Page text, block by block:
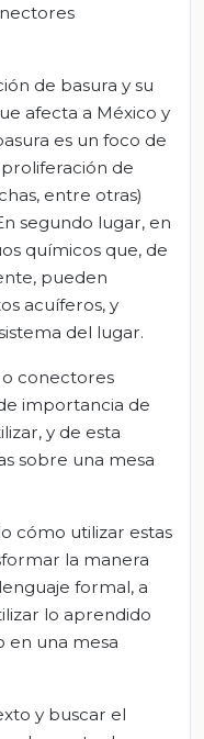
de basura y su
afecta a México y
es un foco de
de
entre otras)
segundo lugar, en
químicos que, de
pueden
acuíferos, y
del lugar.
o conectores
importancia de
y de esta
sobre una mesa
cómo utilizar estas
la manera
formal, a
lo aprendido
en una mesa
y buscar el